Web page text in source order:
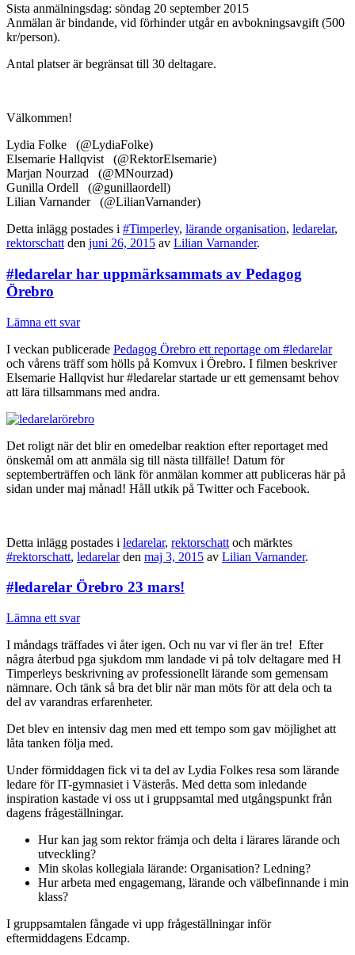
Sista anmälningsdag: söndag 20 september 2015
Anmälan är bindande, vid förhinder utgår en avbokningsavgift (500
kr/person).
Antal platser är begränsat till 30 deltagare.
Välkommen!
Lydia Folke (@LydiaFolke)
Elsemarie Hallqvist (@RektorElsemarie)
Marjan Nourzad (@MNourzad)
Gunilla Ordell (@gunillaordell)
Lilian Varnander (@LilianVarnander)
Detta inlägg postades i #Timperley, lärande organisation, ledarelar,
rektorschatt den juni 26, 2015 av Lilian Varnander.
#ledarelar har uppmärksammats av Pedagog
Örebro
Lämna ett svar
I veckan publicerade Pedagog Örebro ett reportage om #ledarelar
och vårens träff som hölls på Komvux i Örebro. I filmen beskriver
Elsemarie Hallqvist hur #ledarelar startade ur ett gemensamt behov
att lära tillsammans med andra.
Det roligt när det blir en omedelbar reaktion efter reportaget med
önskemål om att anmäla sig till nästa tillfälle! Datum för
septemberträffen och länk för anmälan kommer att publiceras här på
sidan under maj månad! Håll utkik på Twitter och Facebook.
Detta inlägg postades i ledarelar, rektorschatt och märktes
#rektorschatt, ledarelarden maj 3, 2015 av Lilian Varnander.
#ledarelar Örebro 23 mars!
Lämna ett svar
I måndags träffades vi åter igen. Och nu var vi fler än tre! Efter
några återbud pga sjukdom mm landade vi på tolv deltagare med H
Timperleys beskrivning av professionellt lärande som gemensam
nämnare. Och tänk så bra det blir när man möts för att dela och ta
del av varandras erfarenheter.
Det blev en intensiv dag men med ett tempo som gav möjlighet att
låta tanken följa med.
Under förmiddagen fick vi ta del av Lydia Folkes resa som lärande
ledare för IT-gymnasiet i Västerås. Med detta som inledande
inspiration kastade vi oss ut i gruppsamtal med utgångspunkt från
dagens frågeställningar.
Hur kan jag som rektor främja och delta i lärares lärande och
utveckling?
Min skolas kollegiala lärande: Organisation? Ledning?
Hur arbeta med engagemang, lärande och välbefinnande i min
klass?
I gruppsamtalen fångade vi upp frågeställningar inför
eftermiddagens Edcamp.